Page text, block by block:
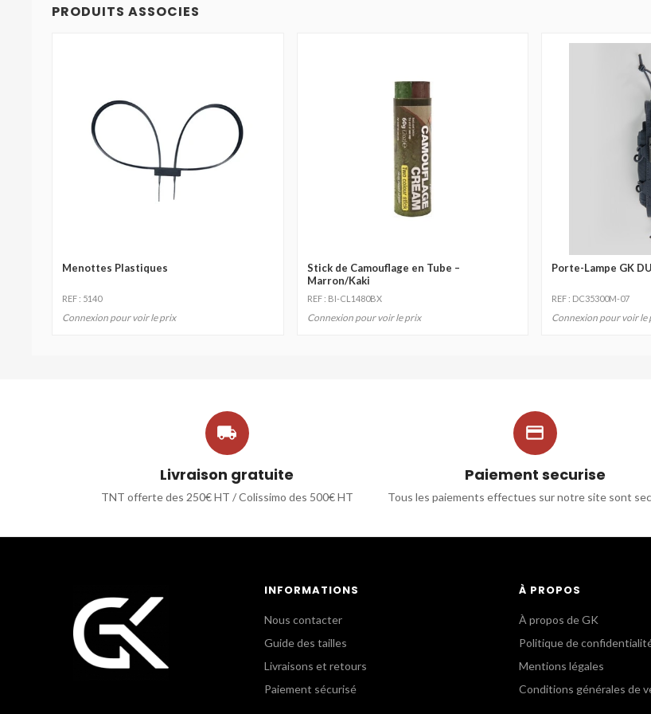
PRODUITS ASSOCIES
Menottes Plastiques
REF : 5140
Connexion pour voir le prix
Stick de Camouflage en Tube –
Marron/Kaki
REF : BI-CL1480BX
Connexion pour voir le prix
Porte-Lampe GK
REF : DC35300M-07
Connexion pour voir le

Livraison gratuite
TNT offerte des 250€ HT / Colissimo des 500€ HT

Paiement securise
Tous les paiements effectues sur notre site sont
INFORMATIONS
Nous contacter
Guide des tailles
Livraisons et retours
Paiement sécurisé
À PROPOS
À propos de GK
Politique de
Mentions légales
Conditions générales de